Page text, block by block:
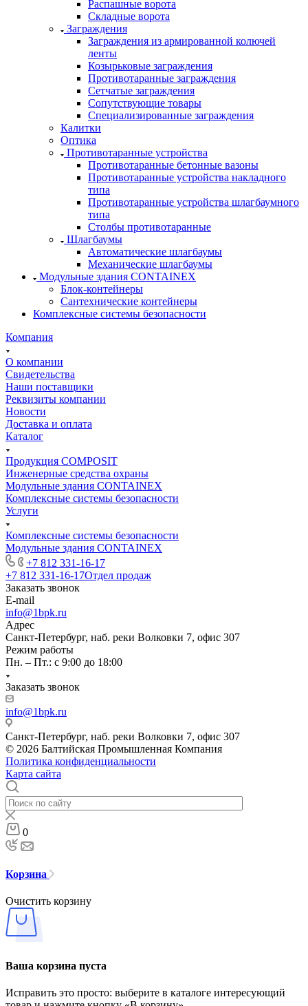
Распашные ворота
Складные ворота
Заграждения
Заграждения из армированной колючей
ленты
Козырьковые заграждения
Противотаранные заграждения
Сетчатые заграждения
Сопутствующие товары
Специализированные заграждения
Калитки
Оптика
Противотаранные устройства
Противотаранные бетонные вазоны
Противотаранные устройства накладного
типа
Противотаранные устройства шлагбаумного
типа
Столбы противотаранные
Шлагбаумы
Автоматические шлагбаумы
Механические шлагбаумы
Модульные здания CONTAINEX
Блок-контейнеры
Сантехнические контейнеры
Комплексные системы безопасности
Компания
О компании
Свидетельства
Наши поставщики
Реквизиты компании
Новости
Доставка и оплата
Каталог
Продукция COMPOSIT
Инженерные средства охраны
Модульные здания CONTAINEX
Комплексные системы безопасности
Услуги
Комплексные системы безопасности
Модульные здания CONTAINEX
+7 812 331-16-17
+7 812 331-16-17Отдел продаж
Заказать звонок
E-mail
info@1bpk.ru
Адрес
Санкт-Петербург, наб. реки Волковки 7, офис 307
Режим работы
Пн. – Пт.: с 9:00 до 18:00
Заказать звонок
info@1bpk.ru
Санкт-Петербург, наб. реки Волковки 7, офис 307
© 2026 Балтийская Промышленная Компания
Политика конфиденциальности
Карта сайта
0
Корзина
Очистить корзину
Ваша корзина пуста
Исправить это просто: выберите в каталоге интересующий